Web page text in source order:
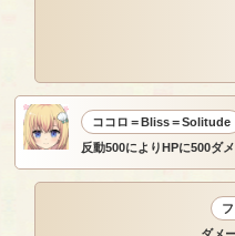
ココロ＝Bliss＝Solitude
反動500によりHPに500ダメ